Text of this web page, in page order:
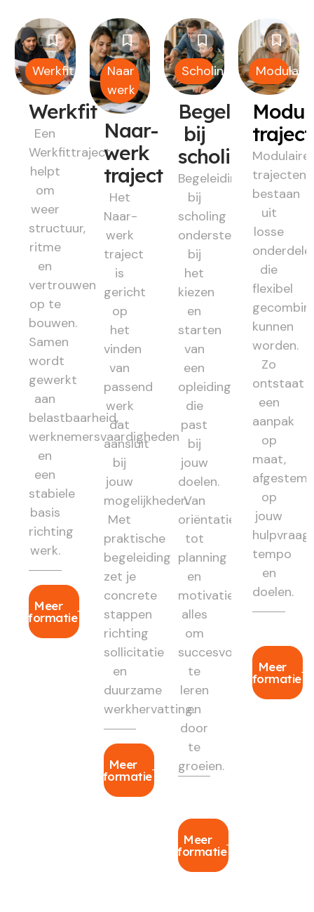
Werkfit
Werkfit
Een
Werkfittraject
helpt
om
weer
structuur,
ritme
en
vertrouwen
op te
bouwen.
Samen
wordt
gewerkt
aan
belastbaarheid,
werknemersvaardigheden
en
een
stabiele
basis
richting
werk.
Meer
informatie
Naar
werk
Naar-
werk
traject
Het
Naar-
werk
traject
is
gericht
op
het
vinden
van
passend
werk
dat
aansluit
bij
jouw
mogelijkheden.
Met
praktische
begeleiding
zet je
concrete
stappen
richting
sollicitatie
en
duurzame
werkhervatting.
Meer
informatie
Scholing
Begeleiding
bij
scholing
Begeleiding
bij
scholing
ondersteunt
bij
het
kiezen
en
starten
van
een
opleiding
die
past
bij
jouw
doelen.
Van
oriëntatie
tot
planning
en
motivatie:
alles
om
succesvol
te
leren
en
door
te
groeien.
Meer
informatie
Modulair
Modulaire
trajecten
bestaan
uit
losse
die
flexibel
kunnen
worden.
Zo
ontstaat
een
aanpak
op
maat,
op
jouw
hulpvraag,
tempo
en
doelen.
Meer
informatie